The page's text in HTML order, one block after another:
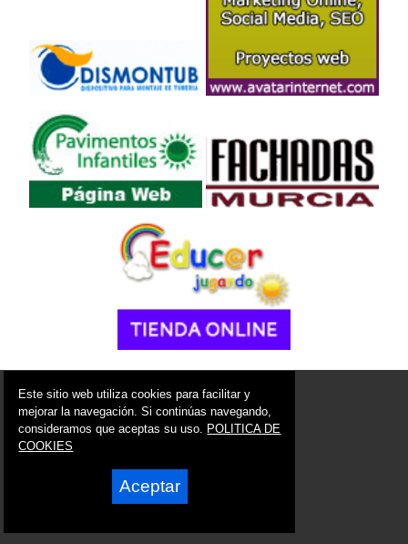
© 2006 - 2026 Portal de Lorca Noticias
info@portaldelorca.es
Síguenos en:
Este sitio web utiliza cookies para facilitar y
mejorar la navegación. Si continúas navegando,
consideramos que aceptas su uso. POLITICA DE
COOKIES
Aceptar